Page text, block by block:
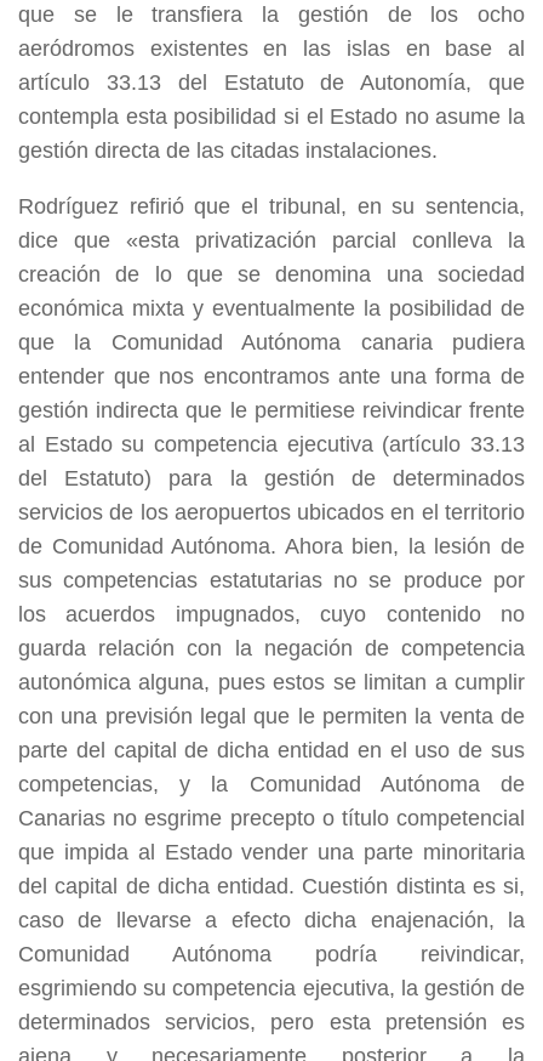
que se le transfiera la gestión de los ocho
aeródromos existentes en las islas en base al
artículo 33.13 del Estatuto de Autonomía, que
contempla esta posibilidad si el Estado no asume la
gestión directa de las citadas instalaciones.
Rodríguez refirió que el tribunal, en su sentencia,
dice que «esta privatización parcial conlleva la
creación de lo que se denomina una sociedad
económica mixta y eventualmente la posibilidad de
que la Comunidad Autónoma canaria pudiera
entender que nos encontramos ante una forma de
gestión indirecta que le permitiese reivindicar frente
al Estado su competencia ejecutiva (artículo 33.13
del Estatuto) para la gestión de determinados
servicios de los aeropuertos ubicados en el territorio
de Comunidad Autónoma. Ahora bien, la lesión de
sus competencias estatutarias no se produce por
los acuerdos impugnados, cuyo contenido no
guarda relación con la negación de competencia
autonómica alguna, pues estos se limitan a cumplir
con una previsión legal que le permiten la venta de
parte del capital de dicha entidad en el uso de sus
competencias, y la Comunidad Autónoma de
Canarias no esgrime precepto o título competencial
que impida al Estado vender una parte minoritaria
del capital de dicha entidad. Cuestión distinta es si,
caso de llevarse a efecto dicha enajenación, la
Comunidad Autónoma podría reivindicar,
esgrimiendo su competencia ejecutiva, la gestión de
determinados servicios, pero esta pretensión es
ajena y necesariamente posterior a la